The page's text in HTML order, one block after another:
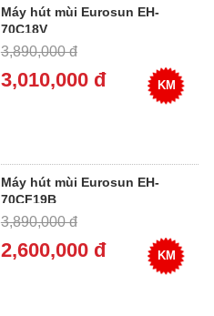
Máy hút mùi Eurosun EH-
70C18V
3,890,000 đ
3,010,000 đ KM
Máy hút mùi Eurosun EH-
70CF19B
3,890,000 đ
2,600,000 đ KM